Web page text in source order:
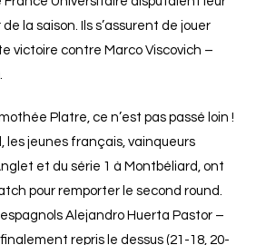
la saison. Ils s’assurent de jouer
victoire contre Marco Viscovich –
Platre, ce n’est pas passé loin !
les jeunes français, vainqueurs
et du série 1 à Montbéliard, ont
pour remporter le second round.
Alejandro Huerta Pastor –
repris le dessus (21-18, 20-